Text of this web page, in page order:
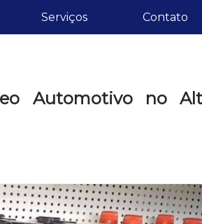
Serviços Contato
Automotivo no